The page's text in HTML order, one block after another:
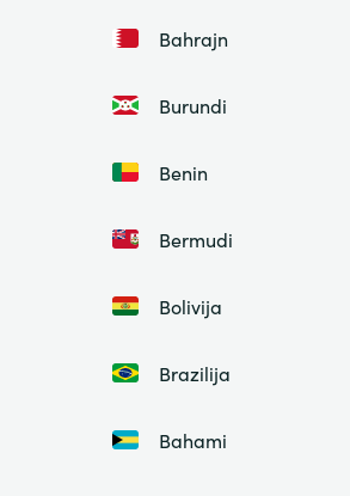
Bahrajn
Burundi
Benin
Bermudi
Bolivija
Brazilija
Bahami